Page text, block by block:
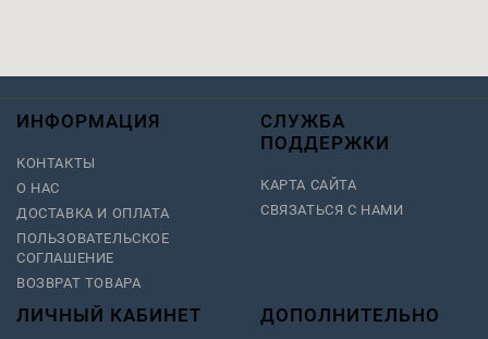
ИНФОРМАЦИЯ
КОНТАКТЫ
О НАС
ДОСТАВКА И ОПЛАТА
ПОЛЬЗОВАТЕЛЬСКОЕ
СОГЛАШЕНИЕ
ВОЗВРАТ ТОВАРА
СЛУЖБА
ПОДДЕРЖКИ
КАРТА САЙТА
СВЯЗАТЬСЯ С НАМИ
ЛИЧНЫЙ КАБИНЕТ ДОПОЛНИТЕЛЬНО